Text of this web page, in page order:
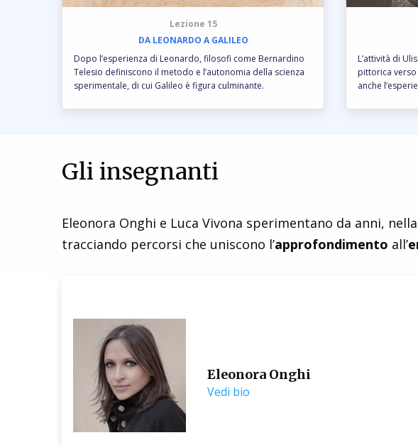
Lezione 15
DA LEONARDO A GALILEO
Dopo l’esperienza di Leonardo, filosofi come Bernardino
Telesio definiscono il metodo e l’autonomia della scienza
sperimentale, di cui Galileo è figura culminante.
L’attività di
pittorica
anche
Gli insegnanti
Eleonora Onghi e Luca Vivona sperimentano da anni, nella
tracciando percorsi che uniscono l’approfondimento all’
Eleonora Onghi
Vedi bio